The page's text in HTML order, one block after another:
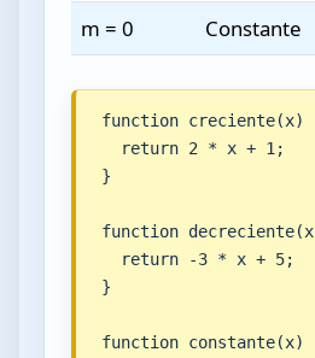
m = 0
Constante
function creciente(x)
  return 2 * x + 1;
}
function
  return -3 * x + 5;
}
function constante(x)